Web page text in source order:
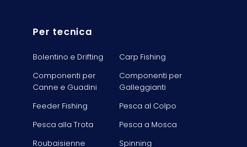
Per tecnica
Bolentino e Drifting
Carp Fishing
Componenti per
Canne e Guadini
Componenti per
Galleggianti
Feeder Fishing
Pesca al Colpo
Pesca alla Trota
Pesca a Mosca
Roubaisienne
Spinning